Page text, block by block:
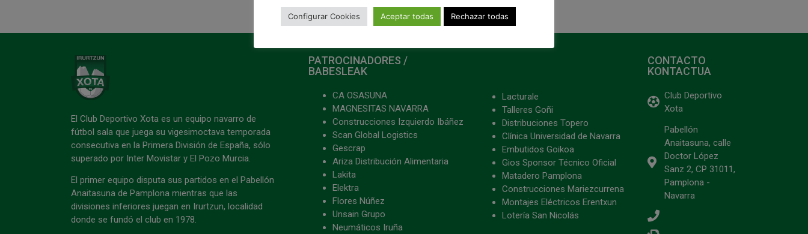
El Club Deportivo Xota es un equipo navarro de
fútbol sala que juega su vigesimoctava temporada
consecutiva en la Primera División de España, sólo
superado por Inter Movistar y El Pozo Murcia.
El primer equipo disputa sus partidos en el Pabellón
Anaitasuna de Pamplona mientras que las
divisiones inferiores juegan en Irurtzun, localidad
donde se fundó el club en 1978.
PATROCINADORES /
BABESLEAK
CA OSASUNA
MAGNESITAS NAVARRA
Construcciones Izquierdo Ibáñez
Scan Global Logistics
Gescrap
Ariza Distribución Alimentaria
Lakita
Elektra
Flores Núñez
Unsain Grupo
Neumáticos Iruña
Lacturale
Talleres Goñi
Distribuciones Topero
Clínica Universidad de Navarra
Embutidos Goikoa
Gios Sponsor Técnico Oficial
Matadero Pamplona
Construcciones Mariezcurrena
Montajes Eléctricos Erentxun
Lotería San Nicolás
CONTACTO
KONTACTUA
Club Deportivo
Xota
Pabellón
Anaitasuna, calle
Doctor López
Sanz 2, CP 31011,
Pamplona -
Navarra
Configurar Cookies Aceptar todas Rechazar todas